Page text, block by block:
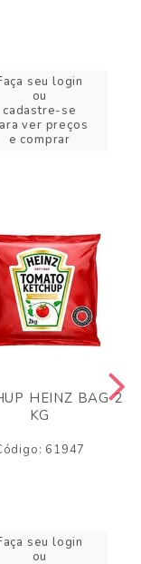
seu login
ou
cadastre-se
ver preços
e comprar
HEINZ BAG 2
KG
61947
seu login
ou